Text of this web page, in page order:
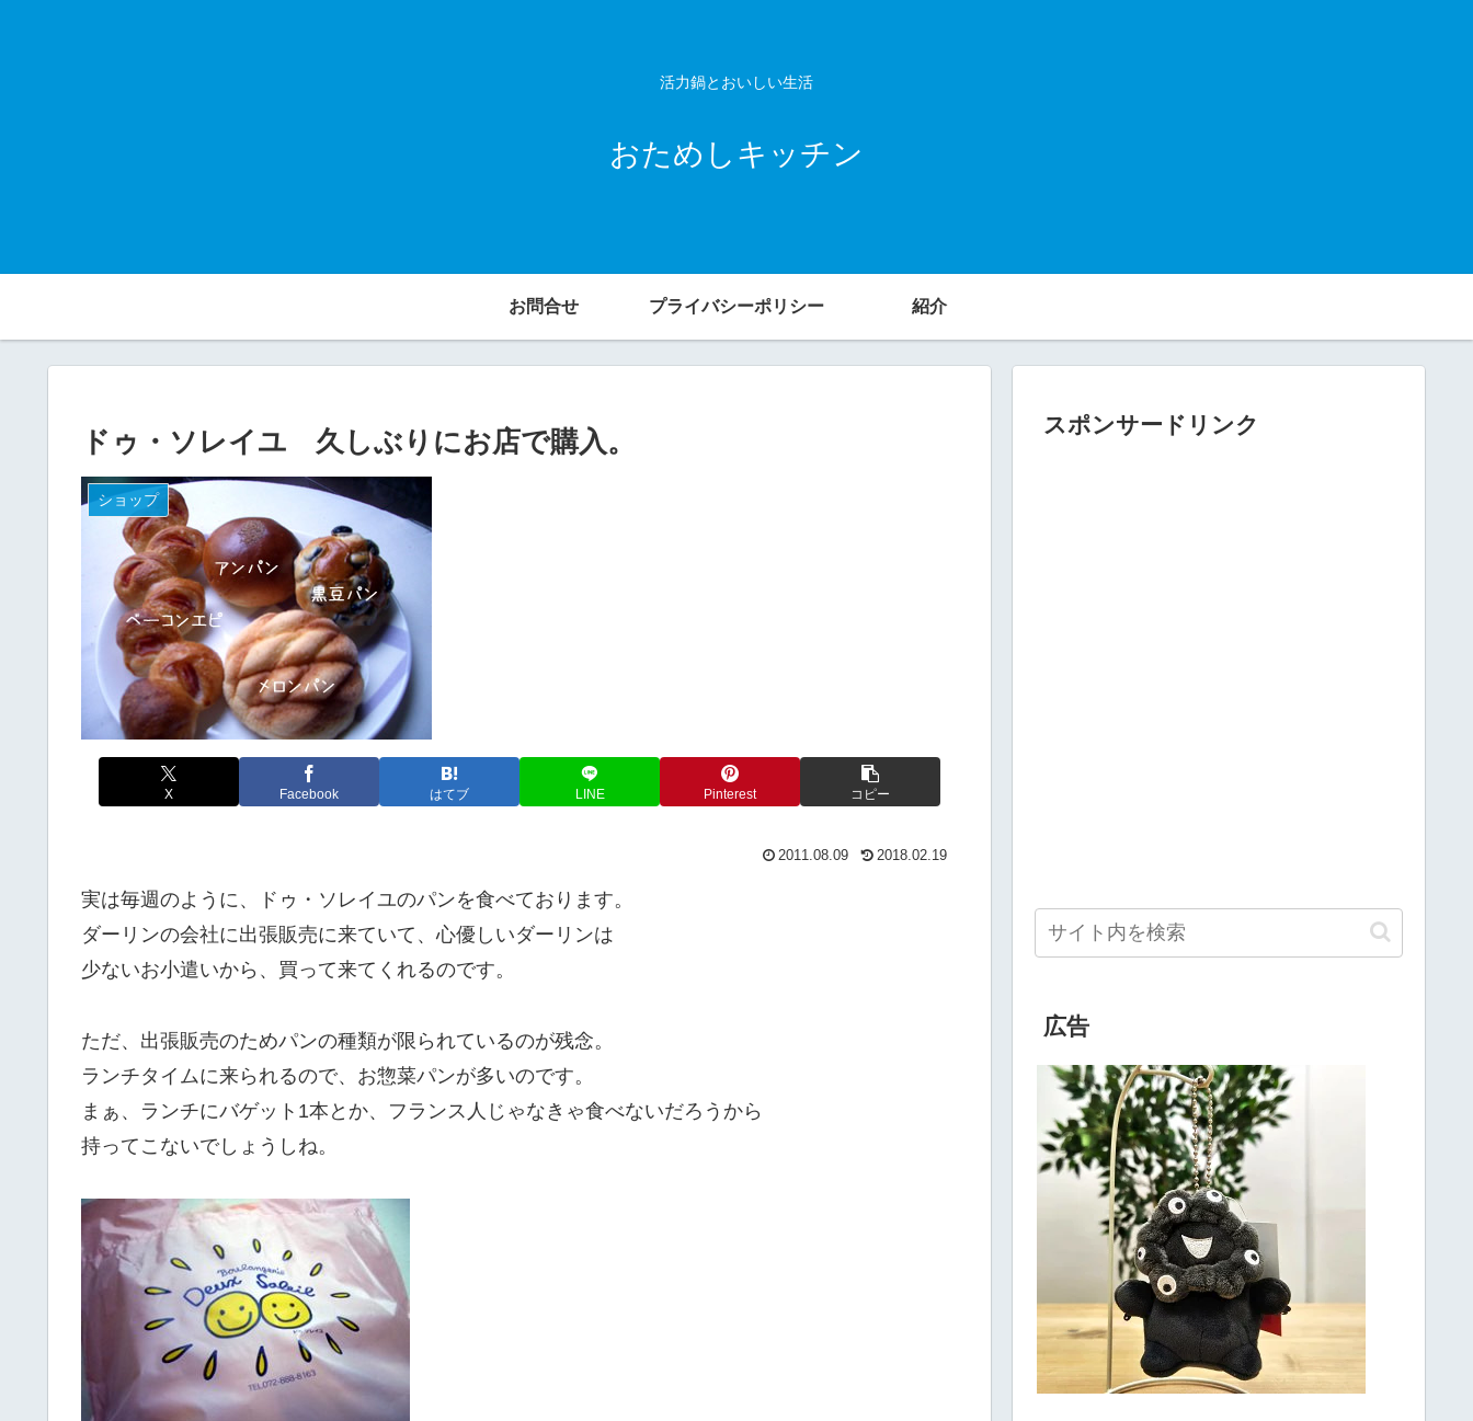
活力鍋とおいしい生活
おためしキッチン
お問合せ プライバシーポリシー 紹介
ドゥ・ソレイユ 久しぶりにお店で購入。
ショップ
X Facebook はてブ LINE Pinterest コピー
2011.08.09 2018.02.19
実は毎週のように、ドゥ・ソレイユのパンを食べております。
ダーリンの会社に出張販売に来ていて、心優しいダーリンは
少ないお小遣いから、買って来てくれるのです。
ただ、出張販売のためパンの種類が限られているのが残念。
ランチタイムに来られるので、お惣菜パンが多いのです。
まぁ、ランチにバゲット1本とか、フランス人じゃなきゃ食べないだろうから
持ってこないでしょうしね。
スポンサードリンク
広告